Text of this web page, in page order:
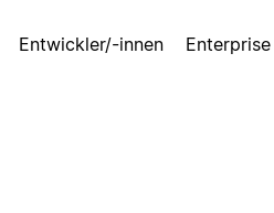
Entwickler/-innen Enterprise